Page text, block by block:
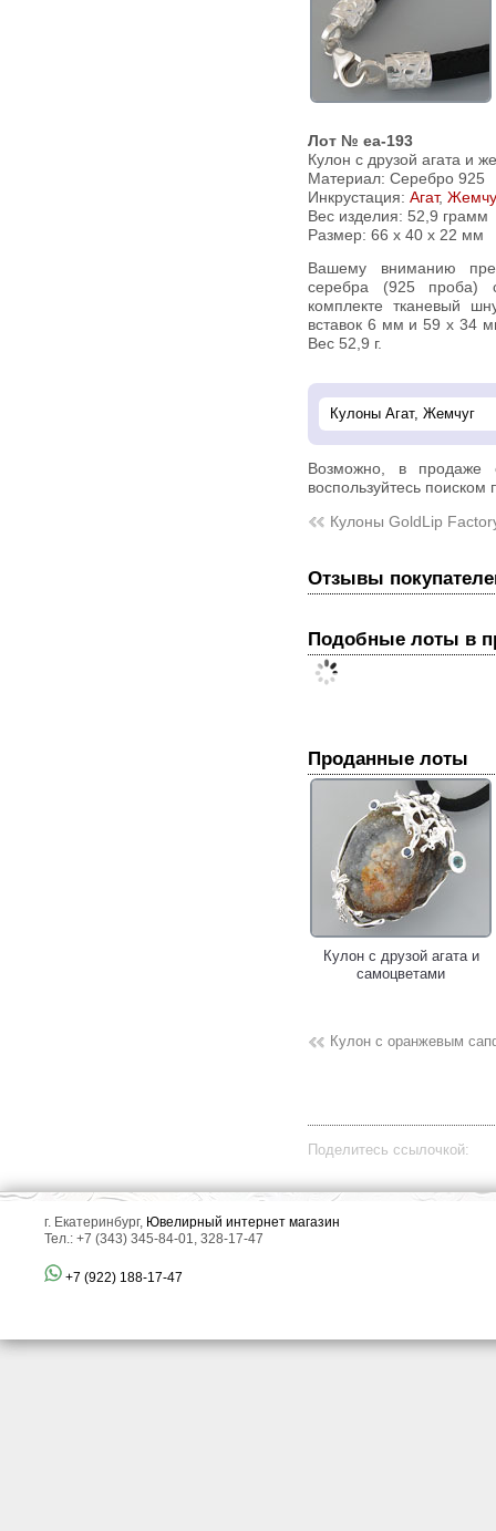
Лот № ea-193
Кулон с друзой агата и
Материал: Серебро 925
Инкрустация: Агат,
Вес изделия: 52,9 грамм
Размер: 66 х 40 х 22 мм
Вашему вниманию предлагается кулон из стерлингового
серебра (925 проба)
комплекте тканевый
вставок 6 мм и 59 х 34
Вес 52,9 г.
Возможно, в
воспользуйтесь поиском
Кулоны GoldLip
Отзывы
Подобные лоты в
Проданные лоты
Кулон с друзой агата и
самоцветами
Кулон с оранжевым
Поделитесь ссылочкой:
г. Екатеринбург, Ювелирный интернет магазин
Тел.: +7 (343) 345-84-01, 328-17-47
+7 (922) 188-17-47